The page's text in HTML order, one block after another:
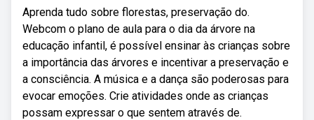
Aprenda tudo sobre florestas, preservação do.
Webcom o plano de aula para o dia da árvore na
educação infantil, é possível ensinar às crianças sobre
a importância das árvores e incentivar a preservação e
a consciência. A música e a dança são poderosas para
evocar emoções. Crie atividades onde as crianças
possam expressar o que sentem através de.